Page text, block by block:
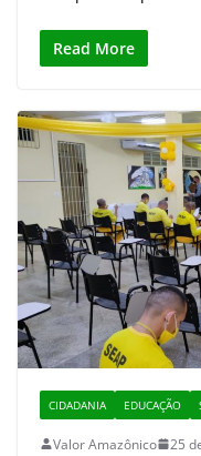
Read More
CIDADANIA EDUCAÇÃO
Valor Amazônico
25